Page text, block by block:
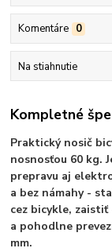
Komentáre 0
Na stiahnutie
Kompletné
Praktický nosič
nosnosťou 60 kg.
prepravu aj
a bez námahy -
cez bicykle,
a pohodlne
mm.